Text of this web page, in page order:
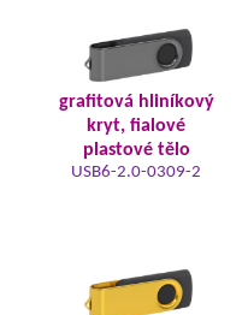
grafitová hliníkový
kryt, fialové
plastové tělo
USB6-2.0-0309-2